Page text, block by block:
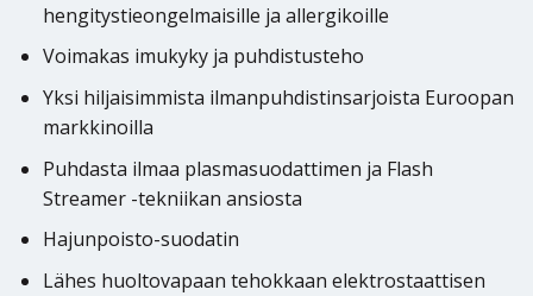
hengitystieongelmaisille ja allergikoille
Voimakas imukyky ja puhdistusteho
Yksi hiljaisimmista ilmanpuhdistinsarjoista Euroopan
markkinoilla
Puhdasta ilmaa plasmasuodattimen ja Flash
Streamer -tekniikan ansiosta
Hajunpoisto-suodatin
Lähes huoltovapaan tehokkaan elektrostaattisen